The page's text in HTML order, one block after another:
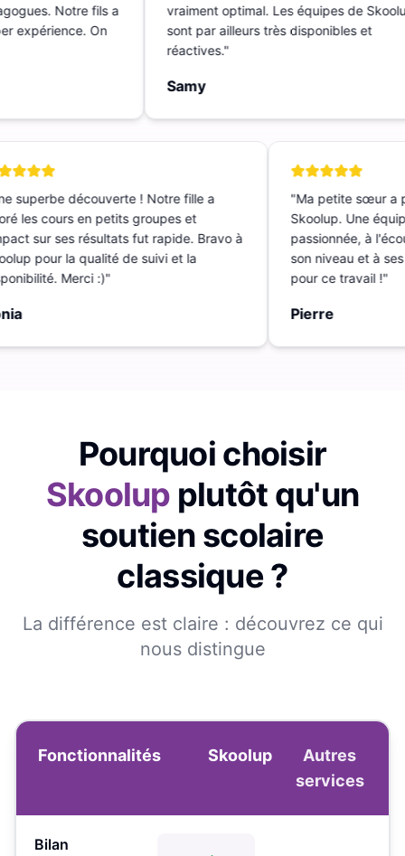
Notre fils a
expérience. On
vraiment optimal. Les équipes de
sont par ailleurs très disponibles et
réactives.
Samy
superbe découverte ! Notre fille a
les cours en petits groupes et
sur ses résultats fut rapide. Bravo à
pour la qualité de suivi et la
Merci :) "
Ma petite sœur a
Skoolup. Une
passionnée, à
son niveau et à ses
pour ce travail !"
Pierre
Pourquoi choisir
Skoolup plutôt qu'un
soutien scolaire
classique ?
La différence est claire : découvrez ce qui
nous distingue
Fonctionnalités Skoolup
Autres
services
Bilan